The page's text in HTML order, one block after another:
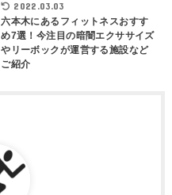
2022.03.03
六本木にあるフィットネスおすす
め7選！今注目の暗闇エクササイズ
やリーボックが運営する施設など
ご紹介